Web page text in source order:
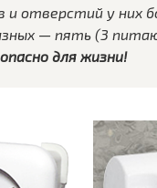
отверстий у них
— пять (3
для жизни!